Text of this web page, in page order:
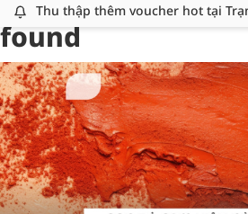
Thu thập thêm voucher hot tại Trạm Voucher
Thu thập thêm voucher hot tại
found